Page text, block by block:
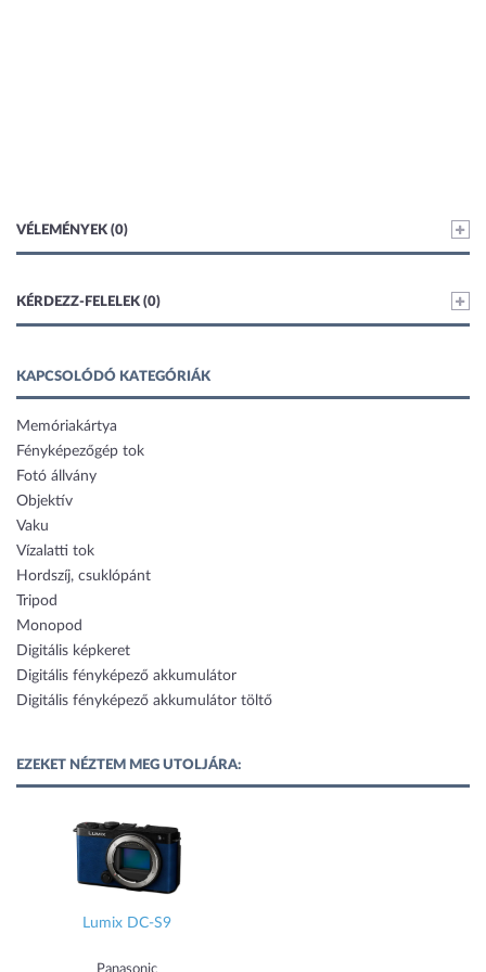
VÉLEMÉNYEK (0)
KÉRDEZZ-FELELEK (0)
KAPCSOLÓDÓ KATEGÓRIÁK
Memóriakártya
Fényképezőgép tok
Fotó állvány
Objektív
Vaku
Vízalatti tok
Hordszíj, csuklópánt
Tripod
Monopod
Digitális képkeret
Digitális fényképező akkumulátor
Digitális fényképező akkumulátor töltő
EZEKET NÉZTEM MEG UTOLJÁRA:
Lumix DC-S9